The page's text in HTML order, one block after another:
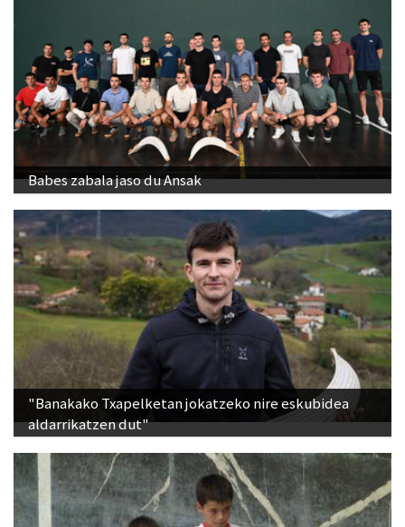
Babes zabala jaso du Ansak
"Banakako Txapelketan jokatzeko nire eskubidea
aldarrikatzen dut"